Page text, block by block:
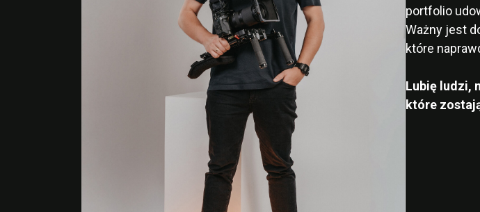
portfolio
Ważny jest
które
Lubię ludzi,
które